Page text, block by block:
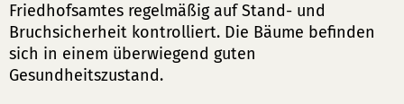
Friedhofsamtes regelmäßig auf Stand- und
Bruchsicherheit kontrolliert. Die Bäume befinden
sich in einem überwiegend guten
Gesundheitszustand.